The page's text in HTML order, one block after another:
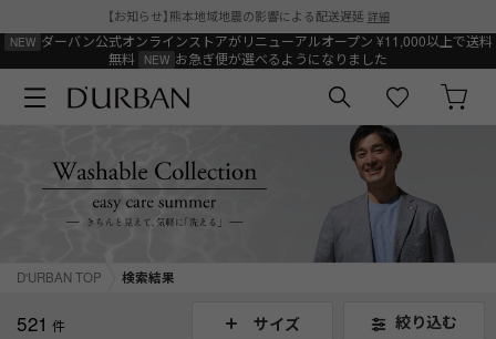
【お知らせ】熊本地域地震の影響による配送遅延 詳細
ダーバン公式オンラインストアがリニューアルオープン ¥11,000以上で送料
無料
お急ぎ便が選べるようになりました
D'URBAN TOP 検索結果
521 件 サイズ 絞り込む